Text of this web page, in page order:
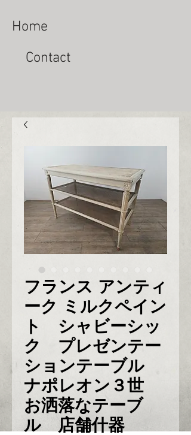
Home
Contact
フランス アンティ
ーク ミルクペイン
ト シャビーシッ
ク プレゼンテー
ションテーブル
ナポレオン３世
お洒落なテーブ
ル 店舗什器